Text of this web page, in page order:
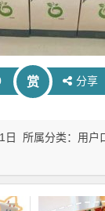
赏 分享
日 所属分类： 用户